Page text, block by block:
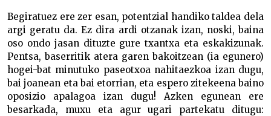
Begiratuez ere zer esan, potentzial handiko taldea dela
argi geratu da. Ez dira ardi otzanak izan, noski, baina
oso ondo jasan dituzte gure txantxa eta eskakizunak.
Pentsa, baserritik atera garen bakoitzean (ia egunero)
hogei-bat minutuko paseotxoa nahitaezkoa izan dugu,
bai joanean eta bai etorrian, eta espero zitekeena baino
oposizio apalagoa izan dugu! Azken egunean ere
besarkada, muxu eta agur ugari partekatu ditugu: